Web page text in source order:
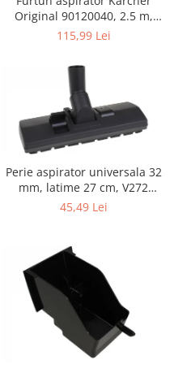
Original 90120040, 2.5 m,
negru
115,99 Lei
Perie aspirator universala 32
mm, latime 27 cm, V272
ECONOMY
45,49 Lei